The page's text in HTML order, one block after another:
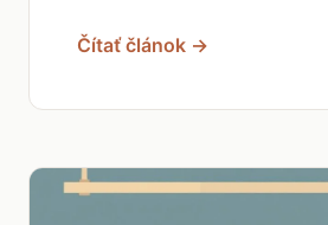
Čítať článok →